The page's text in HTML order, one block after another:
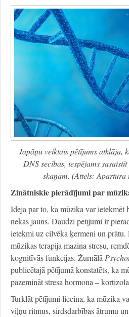
Japāņu veiktais pētījums atklāja,
DNS secības, iespējams
skaņām. (Attēls: Apartura
Zinātniskie pierādījumi par
Ideja par to, ka mūzika var ietekmēt
nekas jauns. Daudzi pētījumi ir
ietekmi uz cilvēka ķermeni un prātu.
mūzikas terapija mazina stresu,
kognitīvās funkcijas. Žurnālā
publicētajā pētījumā konstatēts, ka
pazemināt stresa hormona –
Turklāt pētījumi liecina, ka mūzika
viļņu ritmus, sirdsdarbības ātrumu